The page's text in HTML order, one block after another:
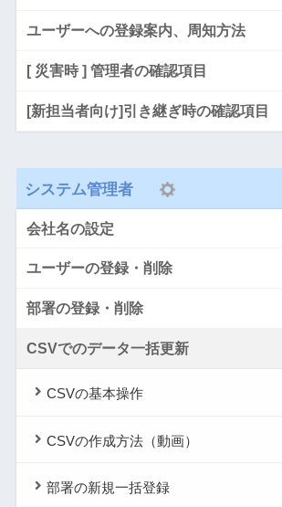
ユーザーへの登録案内、周知方法
[ 災害時 ] 管理者の確認項目
[新担当者向け]引き継ぎ時の確認項目
システム管理者
会社名の設定
ユーザーの登録・削除
部署の登録・削除
CSVでのデータ一括更新
CSVの基本操作
CSVの作成方法（動画）
部署の新規一括登録